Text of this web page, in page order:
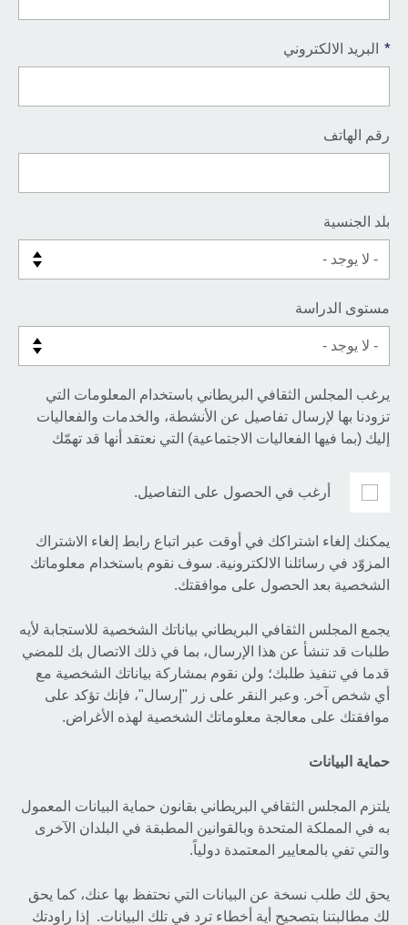
* البريد الالكتروني
رقم الهاتف
بلد الجنسية
مستوى الدراسة
يرغب المجلس الثقافي البريطاني باستخدام المعلومات التي
تزودنا بها لإرسال تفاصيل عن الأنشطة، والخدمات والفعاليات
إليك (بما فيها الفعاليات الاجتماعية) التي نعتقد أنها قد تهمّك
أرغب في الحصول على التفاصيل.
يمكنك إلغاء اشتراكك في أوقت عبر اتباع رابط إلغاء الاشتراك
المزوّد في رسائلنا الالكترونية. سوف نقوم باستخدام معلوماتك
الشخصية بعد الحصول على موافقتك.
يجمع المجلس الثقافي البريطاني بياناتك الشخصية للاستجابة لأيه
طلبات قد تنشأ عن هذا الإرسال، بما في ذلك الاتصال بك للمضي
قدما في تنفيذ طلبك؛ ولن نقوم بمشاركة بياناتك الشخصية مع
أي شخص آخر. وعبر النقر على زر "إرسال"، فإنك تؤكد على
موافقتك على معالجة معلوماتك الشخصية لهذه الأغراض.
حماية البيانات
يلتزم المجلس الثقافي البريطاني بقانون حماية البيانات المعمول
به في المملكة المتحدة وبالقوانين المطبقة في البلدان الآخرى
والتي تفي بالمعايير المعتمدة دولياً.
يحق لك طلب نسخة عن البيانات التي نحتفظ بها عنك، كما يحق
لك مطالبتنا بتصحيح أية أخطاء ترد في تلك البيانات. إذا راودتك